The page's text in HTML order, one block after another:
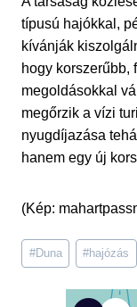
típusú hajókkal,
kívánják
hogy korszerűbb,
megoldásokkal
megőrzik a vízi
nyugdíjazása
hanem egy új
(Kép:
Post
Tags:
#Duna #hajózás